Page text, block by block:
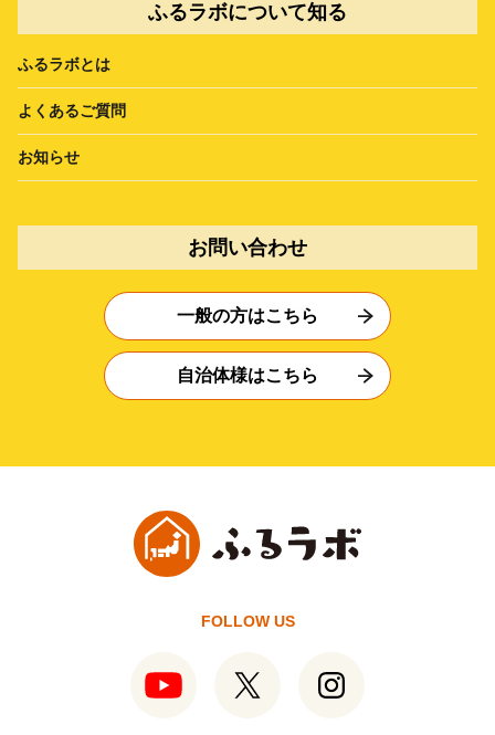
ふるラボについて知る
ふるラボとは
よくあるご質問
お知らせ
お問い合わせ
一般の方はこちら
自治体様はこちら
FOLLOW US